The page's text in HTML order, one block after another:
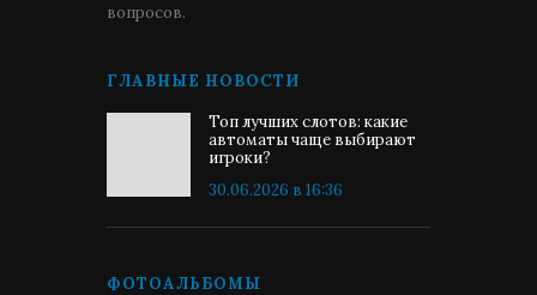
вопросов.
ГЛАВНЫЕ НОВОСТИ
Топ лучших слотов: какие
автоматы чаще выбирают
игроки?
30.06.2026 в 16:36
ФОТОАЛЬБОМЫ